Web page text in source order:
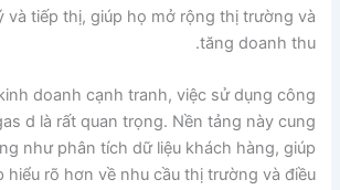
và tiếp thị, giúp họ mở rộng thị trường và
tăng doanh thu.
doanh cạnh tranh, việc sử dụng công
d là rất quan trọng. Nền tảng này cung
như phân tích dữ liệu khách hàng, giúp
hiểu rõ hơn về nhu cầu thị trường và điều